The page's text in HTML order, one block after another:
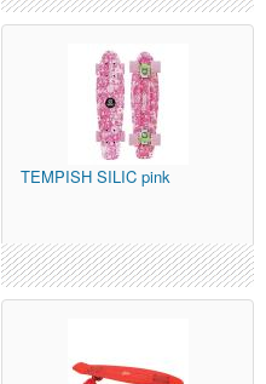
TEMPISH SILIC pink